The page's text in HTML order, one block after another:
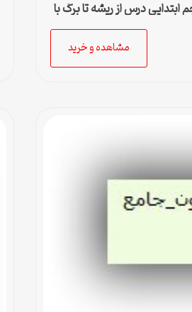
درس از ریشه تا برگ با
مشاهده و خرید